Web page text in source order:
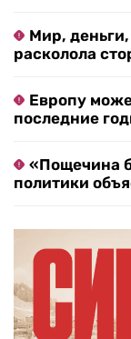
Мир,
расколола
Европу
последние
«Пощечина
политики